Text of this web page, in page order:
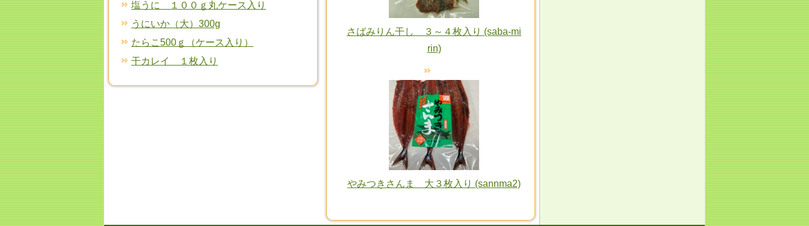
塩うに １００ｇ丸ケース入り
うにいか（大）300g
たらこ500ｇ（ケース入り）
干カレイ １枚入り
さばみりん干し ３～４枚入り (saba-mi
rin)
やみつきさんま 大３枚入り (sannma2)